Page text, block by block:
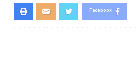
Facebook